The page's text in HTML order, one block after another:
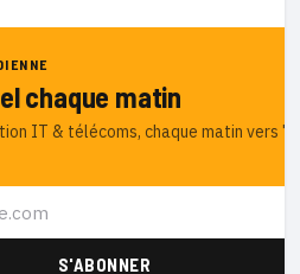
chaque matin
IT & télécoms, chaque matin vers